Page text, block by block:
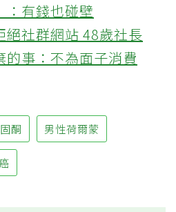
：有錢也碰壁
社群網站 48歲社長
的事：不為面子消費
酮 男性荷爾蒙